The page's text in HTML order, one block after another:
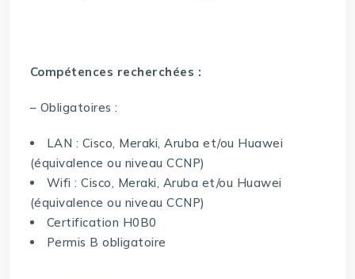
Compétences recherchées :
– Obligatoires :
LAN : Cisco, Meraki, Aruba et/ou Huawei
(équivalence ou niveau CCNP)
Wifi : Cisco, Meraki, Aruba et/ou Huawei
(équivalence ou niveau CCNP)
Certification H0B0
Permis B obligatoire